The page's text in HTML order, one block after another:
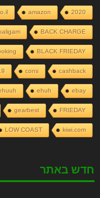
2020
amazon
BACK CHARGE
BLACK FRIEDAY
cashback
cons
ebay
ehuh
FRIEDAY
gearbest
kiwi.com
LOW COAST
חדש באתר